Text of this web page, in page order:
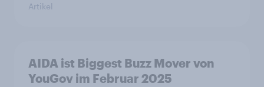
Artikel
AIDA ist Biggest Buzz Mover von
YouGov im Februar 2025